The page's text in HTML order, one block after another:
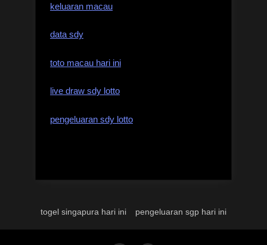
keluaran macau
data sdy
toto macau hari ini
live draw sdy lotto
pengeluaran sdy lotto
togel singapura hari ini pengeluaran sgp hari ini